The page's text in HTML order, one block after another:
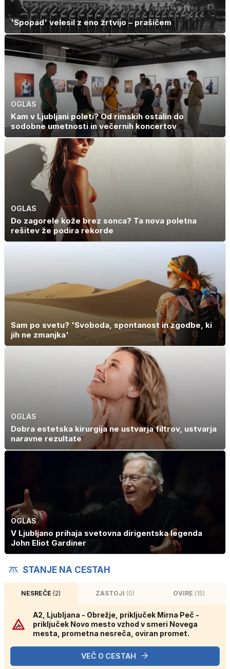
'Spopad' velesil z eno žrtvijo – prašičem
OGLAS
Kam v Ljubljani poleti? Od rimskih ostalin do
sodobne umetnosti in večernih koncertov
OGLAS
Do zagorele kože brez sonca? Ta nova poletna
rešitev že podira rekorde
Sam po svetu? 'Svoboda, spontanost in zgodbe, ki
jih ne zmanjka'
OGLAS
Dobra estetska kirurgija ne ustvarja filtrov, ustvarja
naravne rezultate
OGLAS
V Ljubljano prihaja svetovna dirigentska legenda
John Eliot Gardiner
STANJE NA CESTAH
NESREČE(2) ZASTOJI (0) OVIRE (15)
A2, Ljubljana - Obrežje, priključek Mirna Peč -
priključek Novo mesto vzhod v smeri Novega
mesta, prometna nesreča, oviran promet.
VEČ O CESTAH